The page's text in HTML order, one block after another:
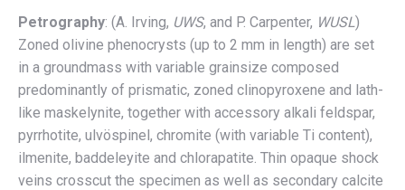
Petrography: (A. Irving, UWS, and P. Carpenter, WUSL)
Zoned olivine phenocrysts (up to 2 mm in length) are set
in a groundmass with variable grainsize composed
predominantly of prismatic, zoned clinopyroxene and lath-
like maskelynite, together with accessory alkali feldspar,
pyrrhotite, ulvöspinel, chromite (with variable Ti content),
ilmenite, baddeleyite and chlorapatite. Thin opaque shock
veins crosscut the specimen as well as secondary calcite